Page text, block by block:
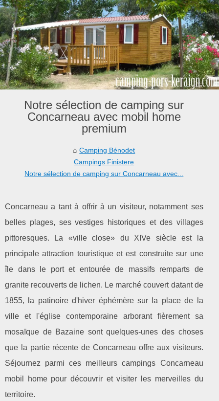
Notre sélection de camping sur
Concarneau avec mobil home
premium
Camping Bénodet
Campings Finistere
Notre sélection de camping sur Concarneau avec...
Concarneau a tant à offrir à un visiteur, notamment ses
belles plages, ses vestiges historiques et des villages
pittoresques. La «ville close» du XIVe siècle est la
principale attraction touristique et est construite sur une
île dans le port et entourée de massifs remparts de
granite recouverts de lichen. Le marché couvert datant de
1855, la patinoire d'hiver éphémère sur la place de la
ville et l'église contemporaine arborant fièrement sa
mosaïque de Bazaine sont quelques-unes des choses
que la partie récente de Concarneau offre aux visiteurs.
Séjournez parmi ces meilleurs campings Concarneau
mobil home pour découvrir et visiter les merveilles du
territoire.